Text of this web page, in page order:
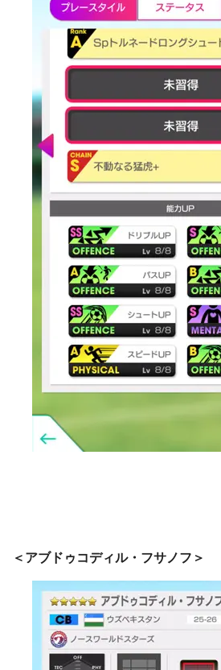
＜アブドゥコディル・フサノフ＞